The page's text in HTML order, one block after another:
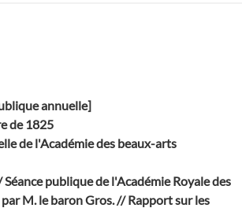
annuelle]
de 1825
de l'Académie des beaux-arts
publique de l'Académie Royale des
M. le baron Gros. // Rapport sur les